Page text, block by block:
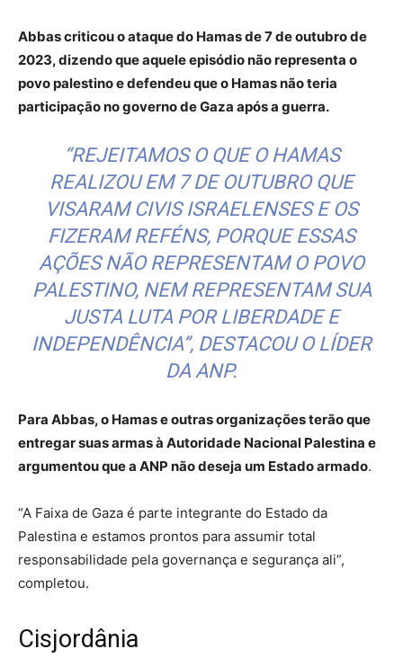
Abbas criticou o ataque do Hamas de 7 de outubro de
2023, dizendo que aquele episódio não representa o
povo palestino e defendeu que o Hamas não teria
participação no governo de Gaza após a guerra.
“REJEITAMOS O QUE O HAMAS
REALIZOU EM 7 DE OUTUBRO QUE
VISARAM CIVIS ISRAELENSES E OS
FIZERAM REFÉNS, PORQUE ESSAS
AÇÕES NÃO REPRESENTAM O POVO
PALESTINO, NEM REPRESENTAM SUA
JUSTA LUTA POR LIBERDADE E
INDEPENDÊNCIA”, DESTACOU O LÍDER
DA ANP.
Para Abbas, o Hamas e outras organizações terão que
entregar suas armas à Autoridade Nacional Palestina e
argumentou que a ANP não deseja um Estado armado.
“A Faixa de Gaza é parte integrante do Estado da
Palestina e estamos prontos para assumir total
responsabilidade pela governança e segurança ali”,
completou.
Cisjordânia